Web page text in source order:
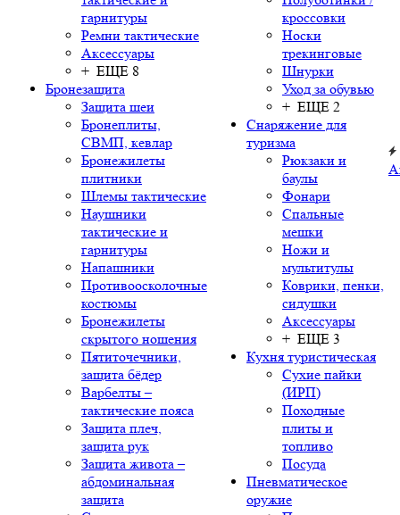
гарнитуры
Ремни тактические
Аксессуары
+ ЕЩЕ 8
Бронезащита
Защита шеи
Бронеплиты,
СВМП, кевлар
Бронежилеты
плитники
Шлемы тактические
Наушники
тактические и
гарнитуры
Напашники
Противоосколочные
костюмы
Бронежилеты
скрытого ношения
Пятиточечники,
защита бёдер
Варбелты –
тактические пояса
Защита плеч,
защита рук
Защита живота –
абдоминальная
защита
кроссовки
Носки
трекинговые
Шнурки
Уход за обувью
+ ЕЩЕ 2
Снаряжение для
туризма
Рюкзаки и
баулы
Фонари
Спальные
мешки
Ножи и
мультитулы
Коврики, пенки,
сидушки
Аксессуары
+ ЕЩЕ 3
Кухня туристическая
Сухие пайки
(ИРП)
Походные
плиты и
топливо
Посуда
Пневматическое
оружие